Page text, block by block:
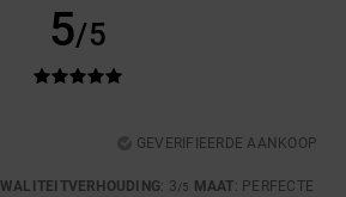
5/5
GEVERIFIEERDE AANKOOP
: 3/5 MAAT: PERFECTE